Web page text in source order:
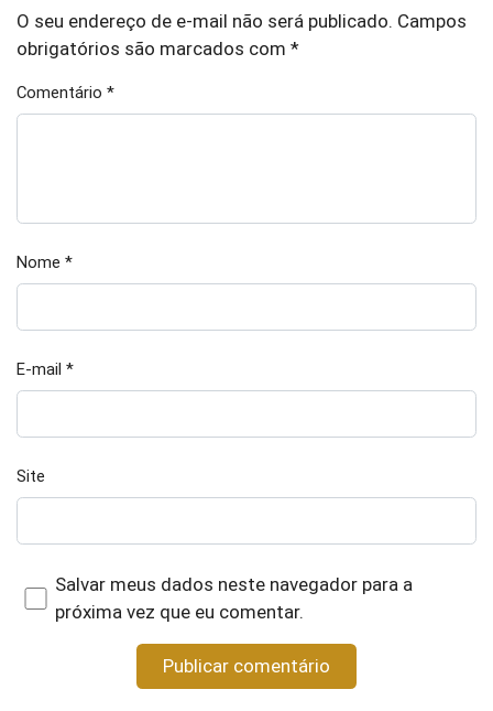
O seu endereço de e-mail não será publicado. Campos
obrigatórios são marcados com *
Comentário *
Nome *
E-mail *
Site
Salvar meus dados neste navegador para a
próxima vez que eu comentar.